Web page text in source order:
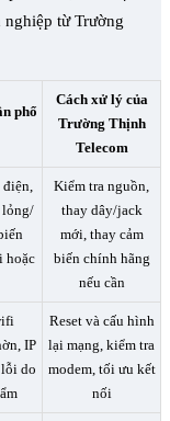
từ Trường
phổ
Cách xử lý của
Trường Thịnh
Telecom
lỏng/
hoặc
Kiểm tra nguồn,
thay dây/jack
mới, thay cảm
biến chính hãng
nếu cần
IP
lỗi do
Reset và cấu hình
lại mạng, kiểm tra
modem, tối ưu kết
nối